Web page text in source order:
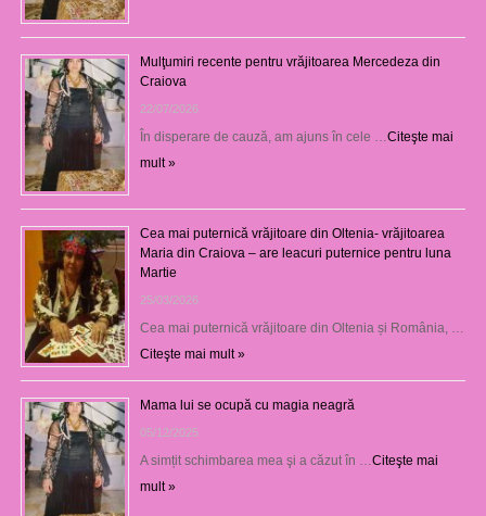
Mulţumiri recente pentru vrăjitoarea Mercedeza din
Craiova
22/07/2026
În disperare de cauză, am ajuns în cele … Citeşte mai
mult »
Cea mai puternică vrăjitoare din Oltenia- vrăjitoarea
Maria din Craiova – are leacuri puternice pentru luna
Martie
25/03/2026
Cea mai puternică vrăjitoare din Oltenia și România, …
Citeşte mai mult »
Mama lui se ocupă cu magia neagră
05/12/2025
A simțit schimbarea mea şi a căzut în … Citeşte mai
mult »